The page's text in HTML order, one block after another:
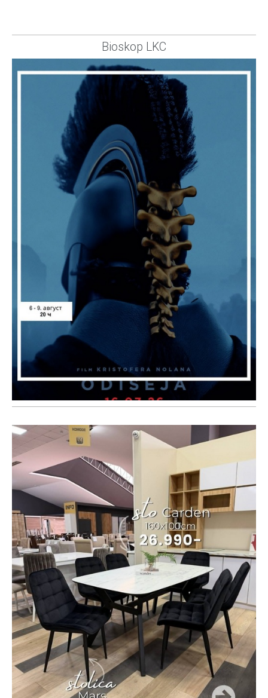
Bioskop LKC